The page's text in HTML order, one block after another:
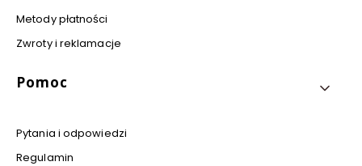
Metody płatności
Zwroty i reklamacje
Pomoc
Pytania i odpowiedzi
Regulamin